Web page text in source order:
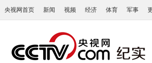
央视网首页 新闻 视频 经济 体育 军事